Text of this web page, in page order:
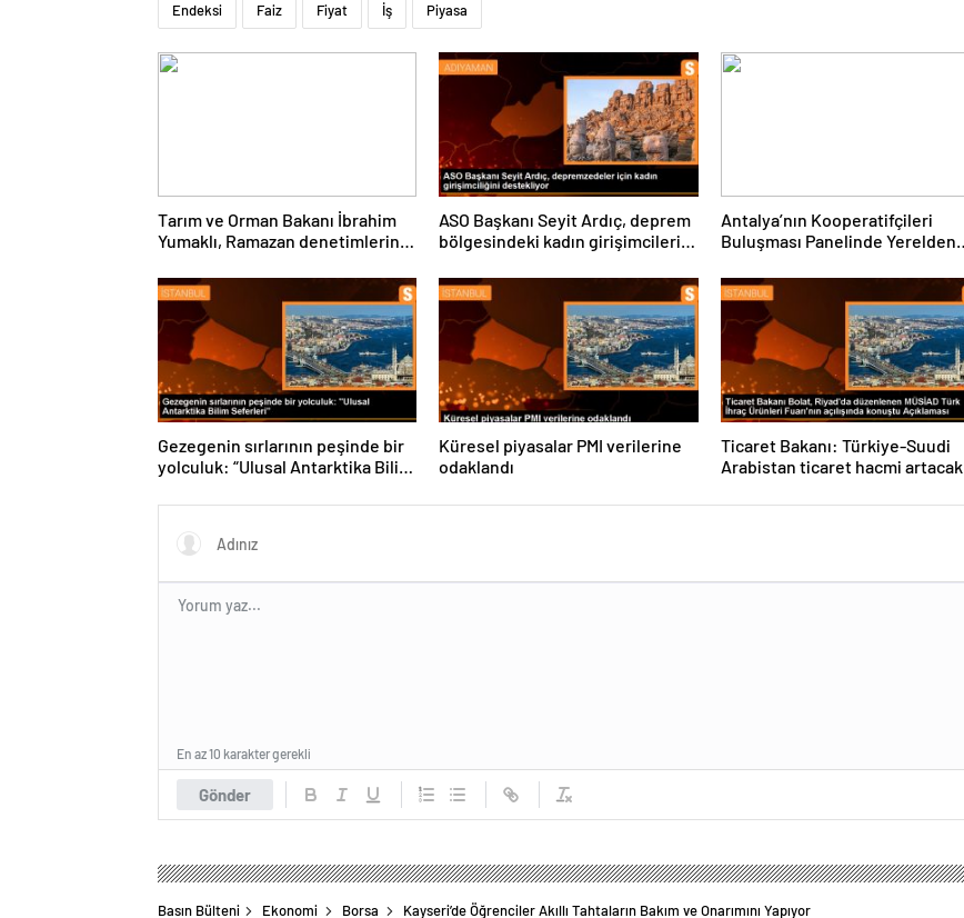
Endeksi Faiz Fiyat İş Piyasa
Tarım ve Orman Bakanı İbrahim
Yumaklı, Ramazan denetimlerini
ASO Başkanı Seyit Ardıç, deprem
bölgesindeki kadın girişimcilerin
vurguladı
Antalya’nın Kooperatifçileri
Buluşması Panelinde Yerelden
Gerekenler Tartışıldı
Gezegenin sırlarının peşinde bir
yolculuk: “Ulusal Antarktika Bilim
Küresel piyasalar PMI verilerine
odaklandı
Ticaret Bakanı: Türkiye-Suudi
Arabistan ticaret hacmi artacak
Gönder
En az 10 karakter gerekli
Basın Bülteni Ekonomi Borsa Kayseri’de Öğrenciler Akıllı Tahtaların Bakım ve Onarımını Yapıyor